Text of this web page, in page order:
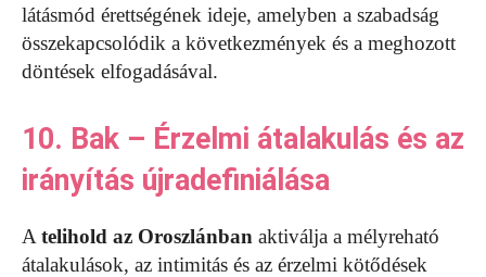
látásmód érettségének ideje, amelyben a szabadság
összekapcsolódik a következmények és a meghozott
döntések elfogadásával.
10. Bak – Érzelmi átalakulás és az
irányítás újradefiniálása
A telihold az Oroszlánban aktiválja a mélyreható
átalakulások, az intimitás és az érzelmi kötődések